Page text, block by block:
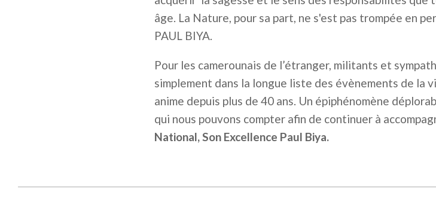
âge. La Nature, pour sa part, ne s'est pas trompée en
PAUL BIYA.
Pour les camerounais de l’étranger, militants et
simplement dans la longue liste des évènements de
anime depuis plus de 40 ans. Un épiphénomène
qui nous pouvons compter afin de continuer à
National, Son Excellence Paul Biya.